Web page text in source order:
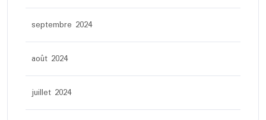
septembre 2024
août 2024
juillet 2024